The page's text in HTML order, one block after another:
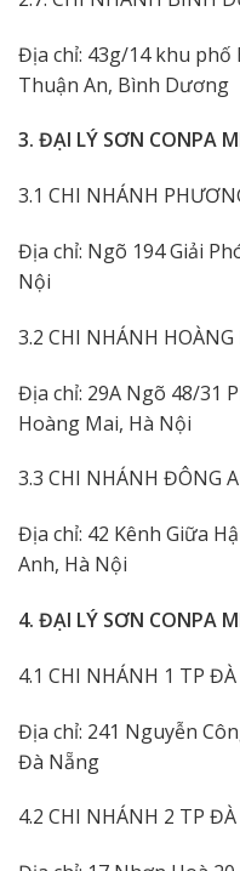
Địa chỉ: 43g/14 khu phố
Thuận An, Bình Dương
3. ĐẠI LÝ SƠN CONPA
3.1 CHI NHÁNH
Địa chỉ: Ngõ 194 Giải
Nội
3.2 CHI NHÁNH
Địa chỉ: 29A Ngõ 48/31
Hoàng Mai, Hà Nội
3.3 CHI NHÁNH ĐÔNG
Địa chỉ: 42 Kênh Giữa
Anh, Hà Nội
4. ĐẠI LÝ SƠN CONPA
4.1 CHI NHÁNH 1 TP
Địa chỉ: 241 Nguyễn
Đà Nẵng
4.2 CHI NHÁNH 2 TP